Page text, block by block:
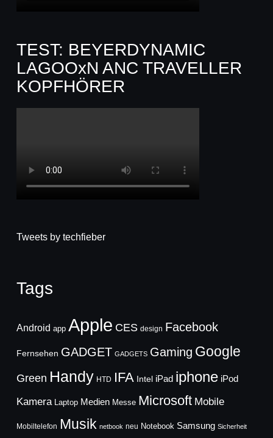
TEST: BEYERDYNAMIC
LAGOOxN ANC TRAVELLER
KOPFHÖRER
Tweets by techfieber
Tags
Android app Apple CES design Facebook
Fernsehen GADGET GADGETS Gaming Google
Green Handy HTD IFA Intel iPad iphone iPod
Kamera Laptop Medien Messe Microsoft Mobile
Mobiltelefon Musik netbook neu Notebook Samsung Sicherheit